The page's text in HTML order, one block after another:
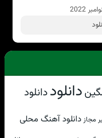
دانلوددانلود
مجازدانلود آهنگ محلی